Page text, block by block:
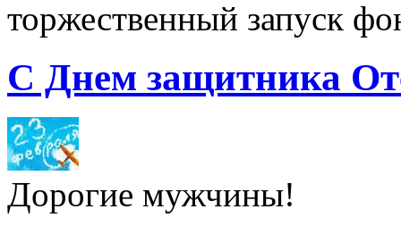
торжественный запуск
С Днем защитника
Дорогие мужчины!